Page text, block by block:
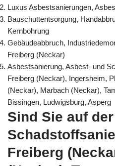
Luxus Asbestsanierungen,
Bauschuttentsorgung,
Kernbohrung
Gebäudeabbruch,
Freiberg (Neckar)
Asbestsanierung, Asbest- und
Freiberg (Neckar), Ingersheim,
(Neckar), Marbach (Neckar),
Bissingen, Ludwigsburg, Asperg
Sind Sie auf
Freiberg